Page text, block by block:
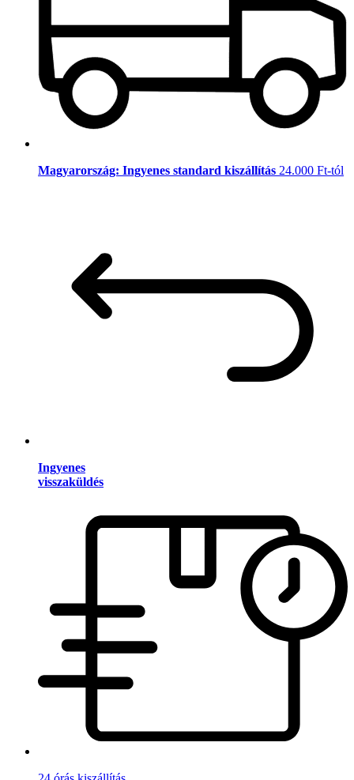
Magyarország: Ingyenes standard kiszállítás 24.000 Ft-tól
Ingyenes
visszaküldés